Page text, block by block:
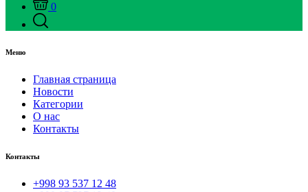
0
Меню
Главная страница
Новости
Категории
О нас
Контакты
Контакты
+998 93 537 12 48